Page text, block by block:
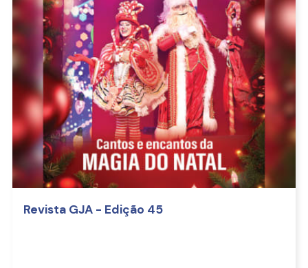
Revista GJA - Edição 45